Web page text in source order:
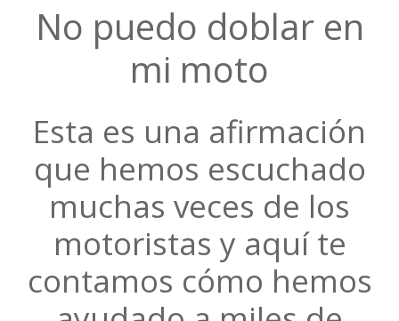
No puedo doblar en
mi moto
Esta es una afirmación
que hemos escuchado
muchas veces de los
motoristas y aquí te
contamos cómo hemos